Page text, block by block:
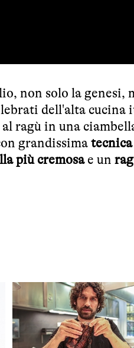
non solo la genesi,
dell'alta cucina
ragù in una
grandissima tecnica
più cremosae un